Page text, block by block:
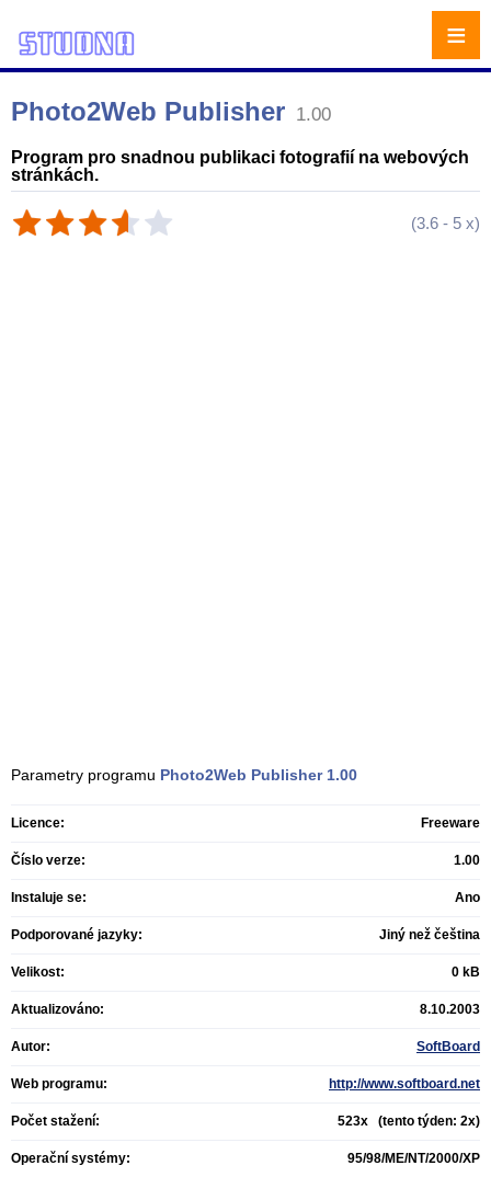
Photo2Web Publisher 1.00
Program pro snadnou publikaci fotografií na webových
stránkách.
(3.6 - 5 x)
Parametry programu Photo2Web Publisher 1.00
Licence: Freeware
Číslo verze: 1.00
Instaluje se: Ano
Podporované jazyky: Jiný než čeština
Velikost: 0 kB
Aktualizováno: 8.10.2003
Autor: SoftBoard
Web programu: http://www.softboard.net
Počet stažení: 523x (tento týden: 2x)
Operační systémy: 95/98/ME/NT/2000/XP
≡